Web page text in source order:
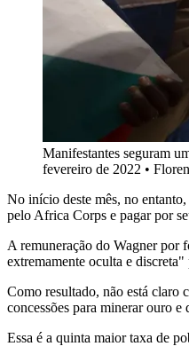
Manifestantes seguram
fevereiro de 2022 •
No início deste mês, no
pelo Africa Corps e pagar por
A remuneração do Wagner por
extremamente oculta e
Como resultado, não está claro
concessões para minerar ouro
Essa é a quinta maior taxa de